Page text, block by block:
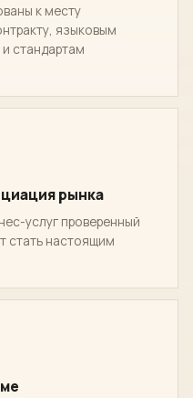
к месту
языковым
стандартам
рынка
услуг проверенный
стать настоящим